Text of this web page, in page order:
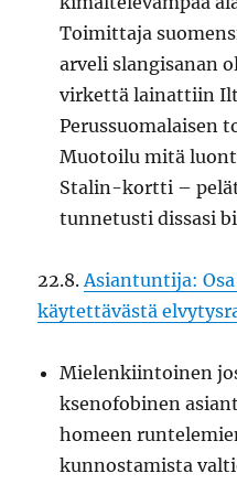
Toimittaja
arveli slangisanan
virkettä lainattiin
Perussuomalaisen
Muotoilu mitä
Stalin-kortti –
tunnetusti dissasi
22.8.Asiantuntija:
käytettävästä
Mielenkiintoinen
ksenofobinen
homeen
kunnostamista